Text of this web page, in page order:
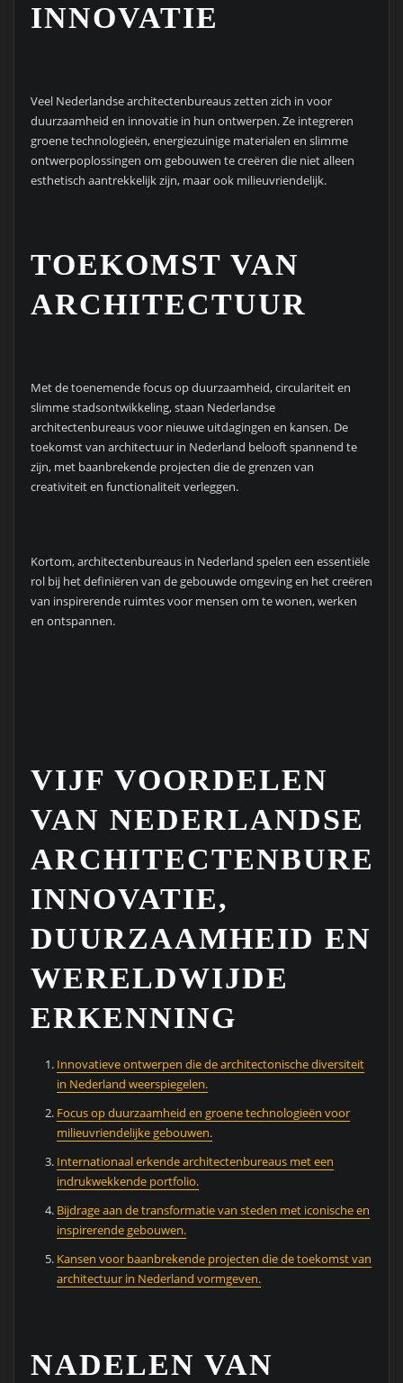
INNOVATIE
Veel Nederlandse architectenbureaus zetten zich in voor
duurzaamheid en innovatie in hun ontwerpen. Ze integreren
groene technologieën, energiezuinige materialen en slimme
ontwerpoplossingen om gebouwen te creëren die niet alleen
esthetisch aantrekkelijk zijn, maar ook milieuvriendelijk.
TOEKOMST VAN
ARCHITECTUUR
Met de toenemende focus op duurzaamheid, circulariteit en
slimme stadsontwikkeling, staan Nederlandse
architectenbureaus voor nieuwe uitdagingen en kansen. De
toekomst van architectuur in Nederland belooft spannend te
zijn, met baanbrekende projecten die de grenzen van
creativiteit en functionaliteit verleggen.
Kortom, architectenbureaus in Nederland spelen een essentiële
rol bij het definiëren van de gebouwde omgeving en het creëren
van inspirerende ruimtes voor mensen om te wonen, werken
en ontspannen.
VIJF VOORDELEN
VAN NEDERLANDSE
INNOVATIE,
DUURZAAMHEID EN
WERELDWIJDE
ERKENNING
Innovatieve ontwerpen die de architectonische diversiteit
in Nederland weerspiegelen.
Focus op duurzaamheid en groene technologieën voor
milieuvriendelijke gebouwen.
Internationaal erkende architectenbureaus met een
indrukwekkende portfolio.
Bijdrage aan de transformatie van steden met iconische en
inspirerende gebouwen.
Kansen voor baanbrekende projecten die de toekomst van
architectuur in Nederland vormgeven.
NADELEN VAN